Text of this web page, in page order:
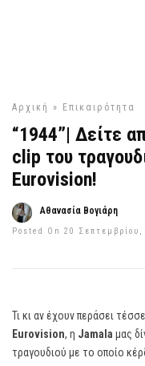
Αρχική » Επικαιρότητα
“1944”| Δείτε
clip του
Eurovision!
Αθανασία Βογιάρη
Posted On 20 Σεπτεμβρίου,
Τι κι αν έχουν περάσει
Eurovision, η Jamala μας
τραγουδιού με το οποίο